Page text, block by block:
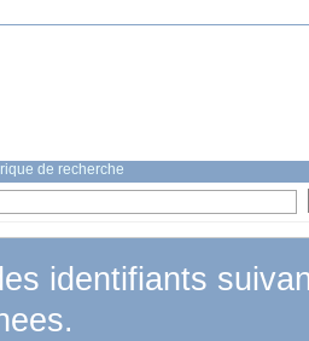
de recherche
identifiants